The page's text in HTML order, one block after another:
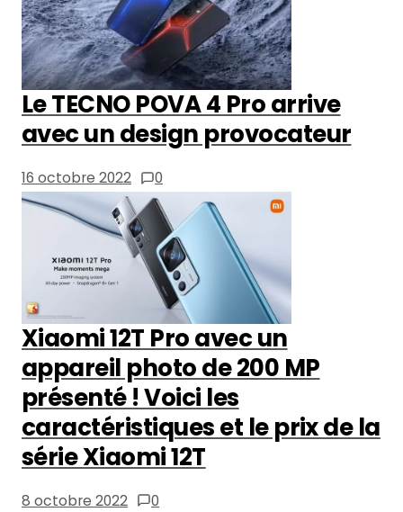
Le TECNO POVA 4 Pro arrive
avec un design provocateur
16 octobre 2022 0
Xiaomi 12T Pro avec un
appareil photo de 200 MP
présenté ! Voici les
caractéristiques et le prix de la
série Xiaomi 12T
8 octobre 2022 0